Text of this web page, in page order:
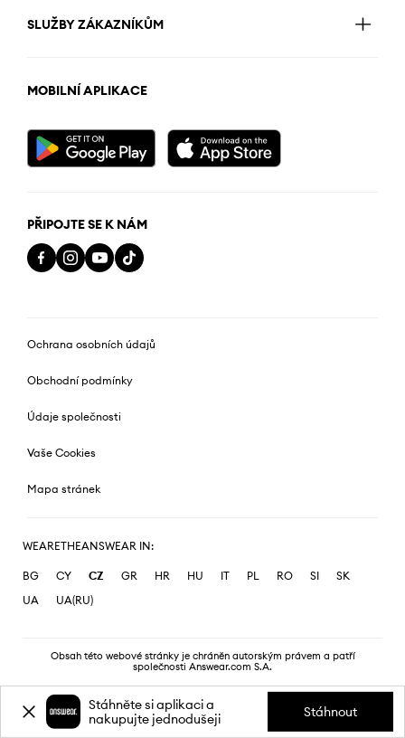
SLUŽBY ZÁKAZNÍKŮM
MOBILNÍ APLIKACE
PŘIPOJTE SE K NÁM
Ochrana osobních údajů
Obchodní podmínky
Údaje společnosti
Vaše Cookies
Mapa stránek
WEARETHEANSWEAR IN:
BG CY CZ GR HR HU IT PL RO SI
SK
UA
UA(RU)
Obsah této webové stránky je chráněn autorským právem a patří
společnosti Answear.com S.A.
Stáhněte si aplikaci a
nakupujte jednodušeji
Stáhnout